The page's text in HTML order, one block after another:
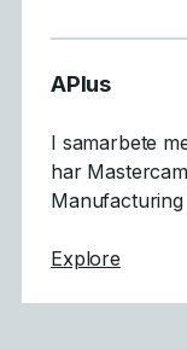
APlus
I samarbete
har
Exploreabout